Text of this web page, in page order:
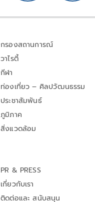
กรองสถานการณ์
วาไรตี้
กีฬา
ท่องเที่ยว – ศิลปวัฒนธรรม
ประชาสัมพันธ์
ภูมิภาค
สิ่งแวดล้อม
PR & PRESS
เกี่ยวกับเรา
ติดต่อและ สนับสนุน